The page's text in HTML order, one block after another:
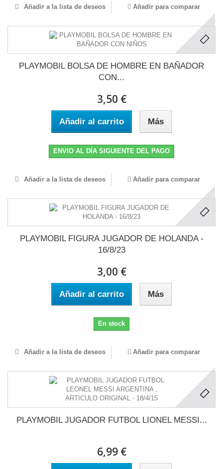
Añadir a la lista de deseos Añadir para comparar
PLAYMOBIL BOLSA DE HOMBRE EN BAÑADOR
CON...
3,50 €
Añadir al carrito Más
ENVIO AL DÍA SIGUIENTE DEL PAGO
Añadir a la lista de deseos Añadir para comparar
PLAYMOBIL FIGURA JUGADOR DE HOLANDA -
16/8/23
3,00 €
Añadir al carrito Más
En stock
Añadir a la lista de deseos Añadir para comparar
PLAYMOBIL JUGADOR FUTBOL LIONEL MESSI...
6,99 €